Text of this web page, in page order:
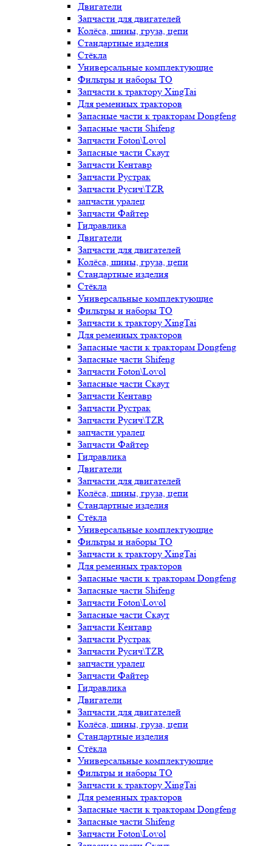
Двигатели
Запчасти для двигателей
Колёса, шины, груза, цепи
Стандартные изделия
Стёкла
Универсальные комплектующие
Фильтры и наборы ТО
Запчасти к трактору XingTai
Для ременных тракторов
Запасные части к тракторам Dongfeng
Запасные части Shifeng
Запчасти Foton\Lovol
Запасные части Скаут
Запчасти Кентавр
Запчасти Рустрак
Запчасти Русич\TZR
запчасти уралец
Запчасти Файтер
Гидравлика
Двигатели
Запчасти для двигателей
Колёса, шины, груза, цепи
Стандартные изделия
Стёкла
Универсальные комплектующие
Фильтры и наборы ТО
Запчасти к трактору XingTai
Для ременных тракторов
Запасные части к тракторам Dongfeng
Запасные части Shifeng
Запчасти Foton\Lovol
Запасные части Скаут
Запчасти Кентавр
Запчасти Рустрак
Запчасти Русич\TZR
запчасти уралец
Запчасти Файтер
Гидравлика
Двигатели
Запчасти для двигателей
Колёса, шины, груза, цепи
Стандартные изделия
Стёкла
Универсальные комплектующие
Фильтры и наборы ТО
Запчасти к трактору XingTai
Для ременных тракторов
Запасные части к тракторам Dongfeng
Запасные части Shifeng
Запчасти Foton\Lovol
Запасные части Скаут
Запчасти Кентавр
Запчасти Рустрак
Запчасти Русич\TZR
запчасти уралец
Запчасти Файтер
Гидравлика
Двигатели
Запчасти для двигателей
Колёса, шины, груза, цепи
Стандартные изделия
Стёкла
Универсальные комплектующие
Фильтры и наборы ТО
Запчасти к трактору XingTai
Для ременных тракторов
Запасные части к тракторам Dongfeng
Запасные части Shifeng
Запчасти Foton\Lovol